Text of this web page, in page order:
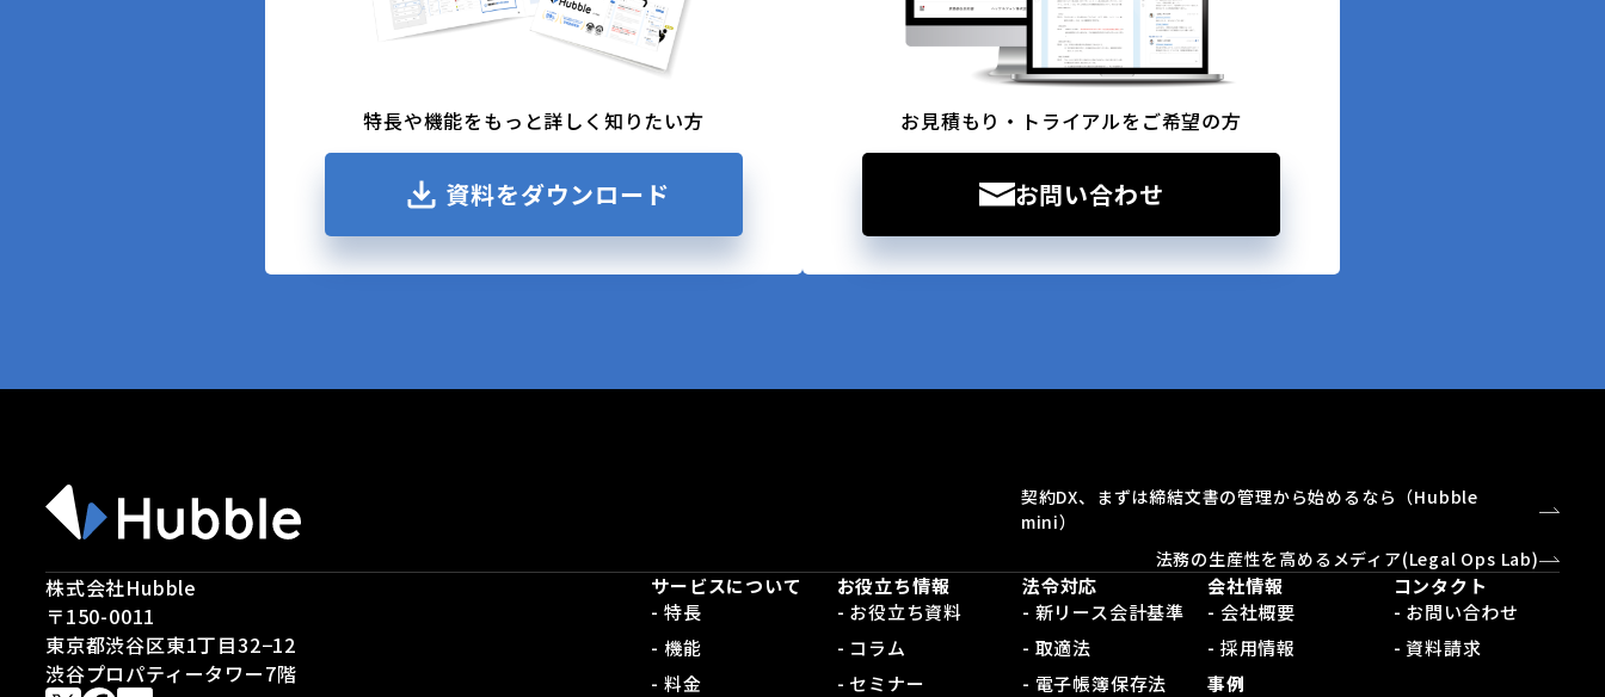
特長や機能をもっと詳しく知りたい方
資料をダウンロード
お見積もり・トライアルをご希望の方
お問い合わせ
契約DX、まずは締結文書の管理から始めるなら（Hubble
mini）
法務の生産性を高めるメディア(Legal Ops Lab)
株式会社Hubble
〒150-0011
東京都渋谷区東1丁目32−12
渋谷プロパティータワー7階
サービスについて
- 特長
- 機能
- 料金
お役立ち情報
- お役立ち資料
- コラム
- セミナー
法令対応
- 新リース会計基準
- 取適法
- 電子帳簿保存法
会社情報
- 会社概要
- 採用情報
事例
コンタクト
- お問い合わせ
- 資料請求